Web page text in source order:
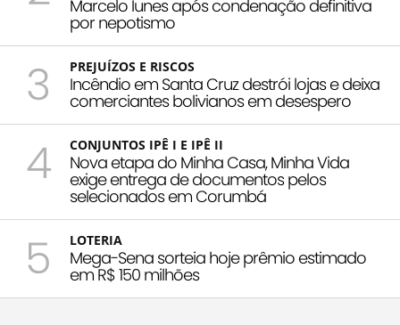
Marcelo Iunes após condenação definitiva
por nepotismo
3 PREJUÍZOS E RISCOS
Incêndio em Santa Cruz destrói lojas e deixa
comerciantes bolivianos em desespero
4 CONJUNTOS IPÊ I E IPÊ II
Nova etapa do Minha Casa, Minha Vida
exige entrega de documentos pelos
selecionados em Corumbá
5 LOTERIA
Mega-Sena sorteia hoje prêmio estimado
em R$ 150 milhões